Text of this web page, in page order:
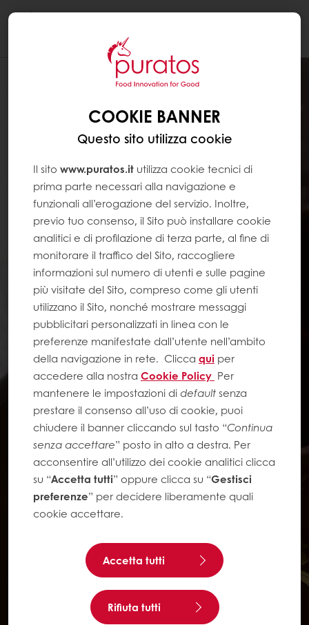
COOKIE BANNER
Questo sito utilizza cookie
Il sito www.puratos.it utilizza cookie tecnici di
prima parte necessari alla navigazione e
funzionali all’erogazione del servizio. Inoltre,
previo tuo consenso, il Sito può installare cookie
analitici e di profilazione di terza parte, al fine di
monitorare il traffico del Sito, raccogliere
informazioni sul numero di utenti e sulle pagine
più visitate del Sito, compreso come gli utenti
utilizzano il Sito, nonché mostrare messaggi
pubblicitari personalizzati in linea con le
preferenze manifestate dall’utente nell’ambito
della navigazione in rete. Clicca qui per
accedere alla nostra Cookie Policy Per
mantenere le impostazioni didefaultsenza
prestare il consenso all’uso di cookie, puoi
chiudere il banner cliccando sul tasto “Continua
senza accettare” posto in alto a destra. Per
acconsentire all’utilizzo dei cookie analitici clicca
su “Accetta tutti” oppure clicca su “Gestisci
preferenze” per decidere liberamente quali
cookie accettare.
Accetta tutti
Rifiuta tutti